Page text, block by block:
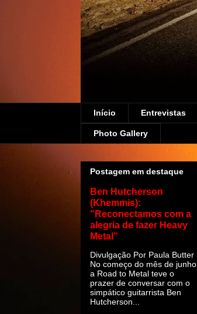
Início Entrevistas
Photo Gallery
Postagem em destaque
Ben Hutcherson
(Khemmis):
"Reconectamos com a
alegria de fazer Heavy
Metal”
Divulgação Por Paula Butter
No começo do mês de junho,
a Road to Metal teve o
prazer de conversar com o
simpático guitarrista Ben
Hutcherson...